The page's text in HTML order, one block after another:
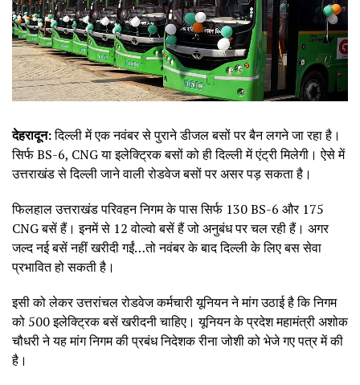
देहरादून:दिल्ली में एक नवंबर से पुराने डीजल बसों पर बैन लगने जा रहा है।
सिर्फ BS-6, CNG या इलेक्ट्रिक बसों को ही दिल्ली में एंट्री मिलेगी। ऐसे में
उत्तराखंड से दिल्ली जाने वाली रोडवेज बसों पर असर पड़ सकता है।
फिलहाल उत्तराखंड परिवहन निगम के पास सिर्फ 130 BS-6 और 175
CNG बसें हैं। इनमें से 12 वोल्वो बसें हैं जो अनुबंध पर चल रही हैं। अगर
जल्द नई बसें नहीं खरीदी गईं…तो नवंबर के बाद दिल्ली के लिए बस सेवा
प्रभावित हो सकती है।
इसी को लेकर उत्तरांचल रोडवेज कर्मचारी यूनियन ने मांग उठाई है कि निगम
को 500 इलेक्ट्रिक बसें खरीदनी चाहिए। यूनियन के प्रदेश महामंत्री अशोक
चौधरी ने यह मांग निगम की प्रबंध निदेशक रीना जोशी को भेजे गए पत्र में की
है।